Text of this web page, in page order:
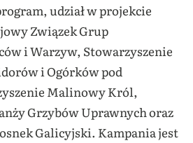
udział w projekcie
Związek Grup
i Warzyw, Stowarzyszenie
i Ogórków pod
Malinowy Król,
Grzybów Uprawnych oraz
Galicyjski. Kampania jest